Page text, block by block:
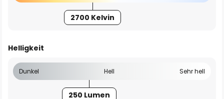
2700 Kelvin
Helligkeit
Dunkel Hell Sehr hell
250 Lumen